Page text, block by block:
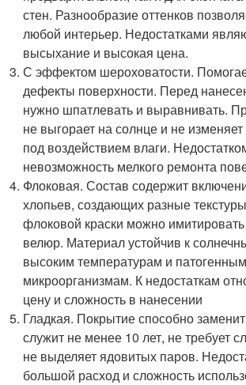
стен. Разнообразие оттенков
любой интерьер. Недостатками
высыхание и высокая цена.
С эффектом шероховатости.
дефекты поверхности. Перед
нужно шпатлевать и выравнивать.
не выгорает на солнце и не изменяет
под воздействием влаги.
невозможность мелкого ремонта
Флоковая. Состав содержит
хлопьев, создающих разные
флоковой краски можно
велюр. Материал устойчив к
высоким температурам и патогенным
микроорганизмам. К недостаткам
цену и сложность в нанесении
Гладкая. Покрытие способно
служит не менее 10 лет, не требует
не выделяет ядовитых паров.
большой расход и сложность